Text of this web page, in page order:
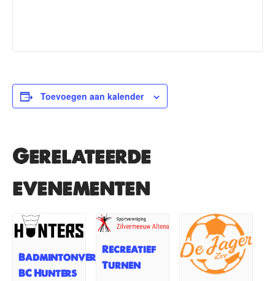
Toevoegen aan kalender
Gerelateerde
evenementen
Badmintonvereniging
BC Hunters
Recreatief
Turnen